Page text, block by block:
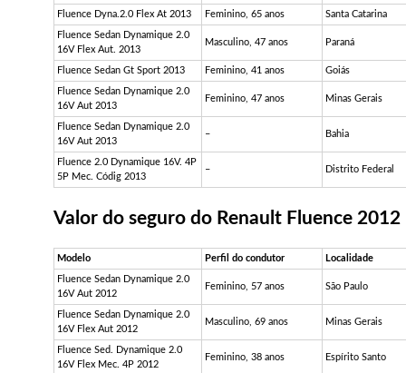
Fluence Dyna.2.0 Flex At 2013 Feminino, 65 anos Santa Catarina
Fluence Sedan Dynamique 2.0
16V Flex Aut. 2013
Masculino, 47 anos Paraná
Fluence Sedan Gt Sport 2013 Feminino, 41 anos Goiás
Fluence Sedan Dynamique 2.0
16V Aut 2013
Feminino, 47 anos Minas Gerais
Fluence Sedan Dynamique 2.0
16V Aut 2013
– Bahia
Fluence 2.0 Dynamique 16V. 4P
5P Mec. Códig 2013
– Distrito Federal
Valor do seguro do Renault Fluence 2012
Modelo Perfil do condutor Localidade
Fluence Sedan Dynamique 2.0
16V Aut 2012
Feminino, 57 anos São Paulo
Fluence Sedan Dynamique 2.0
16V Flex Aut 2012
Masculino, 69 anos Minas Gerais
Fluence Sed. Dynamique 2.0
16V Flex Mec. 4P 2012
Feminino, 38 anos Espírito Santo